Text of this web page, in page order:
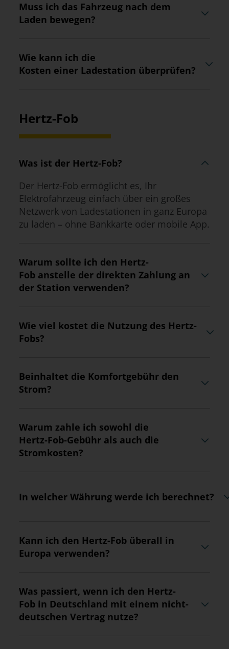
Muss ich das Fahrzeug nach dem
Laden bewegen?
Wie kann ich die
Kosten einer Ladestation überprüfen?
Hertz-Fob
Was ist der Hertz-Fob?
Der Hertz-Fob ermöglicht es, Ihr
Elektrofahrzeug einfach über ein großes
Netzwerk von Ladestationen in ganz Europa
zu laden – ohne Bankkarte oder mobile App.
Warum sollte ich den Hertz-
Fob anstelle der direkten Zahlung an
der Station verwenden?
Wie viel kostet die Nutzung des Hertz-
Fobs?
Beinhaltet die Komfortgebühr den
Strom?
Warum zahle ich sowohl die
Hertz‑Fob‑Gebühr als auch die
Stromkosten?
In welcher Währung werde ich berechnet?
Kann ich den Hertz-Fob überall in
Europa verwenden?
Was passiert, wenn ich den Hertz-
Fob in Deutschland mit einem nicht-
deutschen Vertrag nutze?